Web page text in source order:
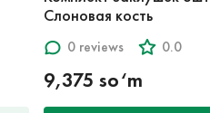
Слоновая кость
0 reviews 0.0
9,375 so‘m